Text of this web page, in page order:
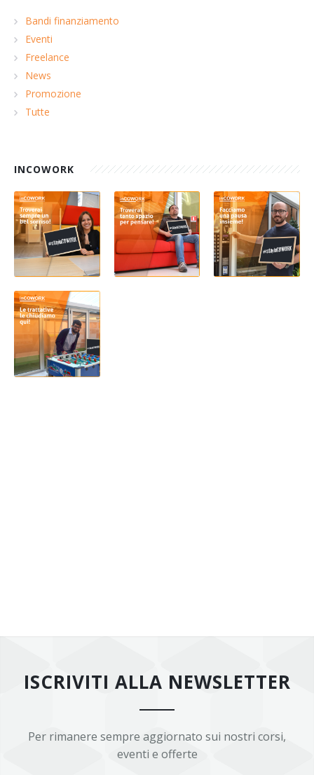
Bandi finanziamento
Eventi
Freelance
News
Promozione
Tutte
INCOWORK
ISCRIVITI ALLA NEWSLETTER
Per rimanere sempre aggiornato sui nostri corsi,
eventi e offerte